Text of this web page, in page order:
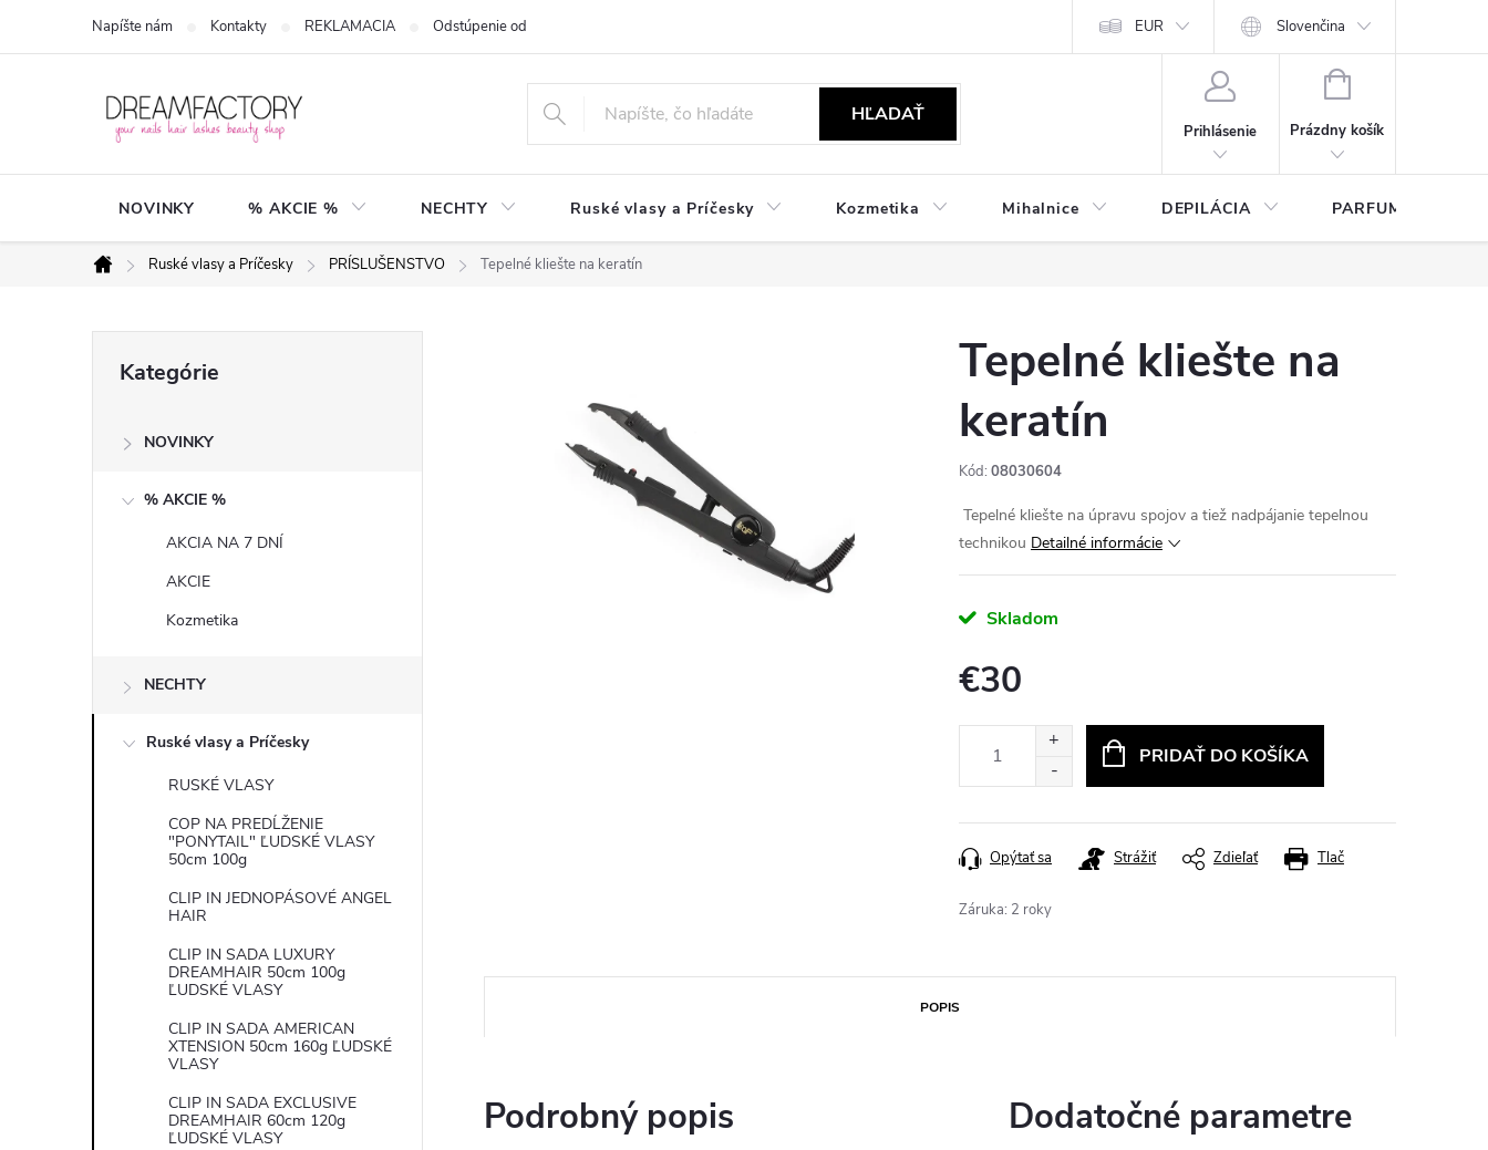
Napíšte nám Kontakty REKLAMACIA Odstúpenie od zmluvy Podmienky ochrany osobných údajov EUR Slovenčina
HĽADAŤ
Prihlásenie
NÁKUPNÝ
Prázdny košík
NOVINKY % AKCIE % NECHTY Ruské vlasy a Príčesky Kozmetika Mihalnice DEPILÁCIA PARFUMY
Domov
Ruské vlasy a Príčesky PRÍSLUŠENSTVO Tepelné kliešte na keratín
kategórie
Kategórie
NOVINKY
% AKCIE %
AKCIA NA 7 DNÍ
AKCIE
Kozmetika
NECHTY
Ruské vlasy a Príčesky
RUSKÉ VLASY
COP NA PREDĹŽENIE
"PONYTAIL" ĽUDSKÉ VLASY
50cm 100g
CLIP IN JEDNOPÁSOVÉ ANGEL
HAIR
CLIP IN SADA LUXURY
DREAMHAIR 50cm 100g
ĽUDSKÉ VLASY
CLIP IN SADA AMERICAN
XTENSION 50cm 160g ĽUDSKÉ
VLASY
CLIP IN SADA EXCLUSIVE
DREAMHAIR 60cm 120g
ĽUDSKÉ VLASY
Tepelné kliešte na
keratín
Kód: 08030604
Tepelné kliešte na úpravu spojov a tiež nadpájanie tepelnou
technikou Detailné informácie
Skladom
€30
PRIDAŤ DO KOŠÍKA
Tlač
Opýtať sa Strážiť Zdieľať
Záruka: 2 roky
POPIS
Podrobný popis Dodatočné parametre